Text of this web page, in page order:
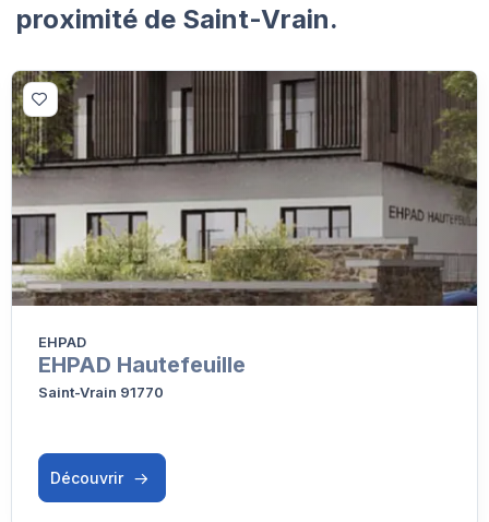
proximité de Saint-Vrain.
EHPAD
EHPAD Hautefeuille
Saint-Vrain 91770
Découvrir